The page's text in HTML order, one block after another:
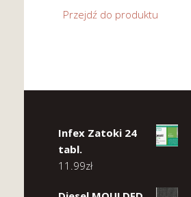
Przejdź do produktu
Infex Zatoki 24
tabl.
11.99zł